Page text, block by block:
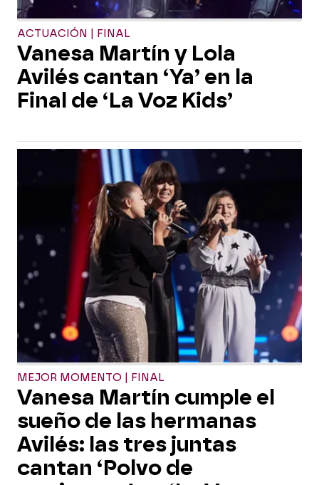
ACTUACIÓN | FINAL
Vanesa Martín y Lola
Avilés cantan ‘Ya’ en la
Final de ‘La Voz Kids’
MEJOR MOMENTO | FINAL
Vanesa Martín cumple el
sueño de las hermanas
Avilés: las tres juntas
cantan ‘Polvo de